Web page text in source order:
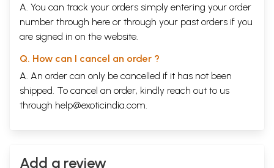
A. You can track your orders simply entering your order
number through here or through your past orders if you
are signed in on the website.
Q. How can I cancel an order ?
A. An order can only be cancelled if it has not been
shipped. To cancel an order, kindly reach out to us
through help@exoticindia.com
Add a review